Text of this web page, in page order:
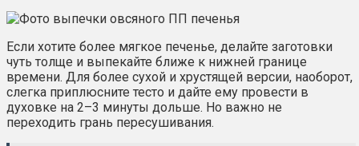
Если хотите более мягкое печенье, делайте заготовки
чуть толще и выпекайте ближе к нижней границе
времени. Для более сухой и хрустящей версии, наоборот,
слегка приплюсните тесто и дайте ему провести в
духовке на 2–3 минуты дольше. Но важно не
переходить грань пересушивания.